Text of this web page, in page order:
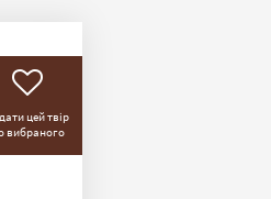
цей твір
вибраного